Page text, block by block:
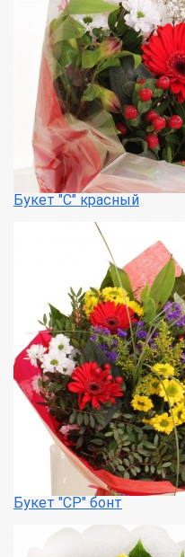
Букет "С" красный
Букет "СР" бонт